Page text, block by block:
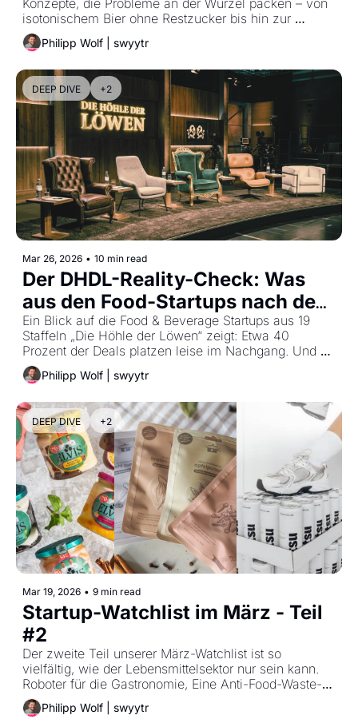
Konzepte, die Probleme an der Wurzel packen – von
isotonischem Bier ohne Restzucker bis hin zur
automatisierten Pilzzucht für das eigene
Wohnzimmer.
Philipp Wolf | swyytr
DEEP DIVE +2
Mar 26, 2026 • 10 min read
Der DHDL-Reality-Check: Was
aus den Food-Startups nach dem
TV-Handschlag wirklich wird.
Ein Blick auf die Food & Beverage Startups aus 19
Staffeln „Die Höhle der Löwen“ zeigt: Etwa 40
Prozent der Deals platzen leise im Nachgang. Und
selbst wer das Investment sichert, scheitert nicht
selten an geschmolzenen Margen und komplexer
Philipp Wolf | swyytr
DEEP DIVE +2
Mar 19, 2026 • 9 min read
Startup-Watchlist im März - Teil
#2
Der zweite Teil unserer März-Watchlist ist so
vielfältig, wie der Lebensmittelsektor nur sein kann.
Roboter für die Gastronomie, Eine Anti-Food-Waste-
App für Kantinen, künstliche Muttermilch, Funktionelle
Philipp Wolf | swyytr